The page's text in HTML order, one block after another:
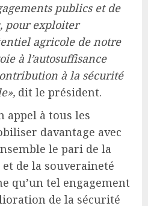
publics et de
pour exploiter
agricole de notre
à l’autosuffisance
à la sécurité
dit le président.
appel à tous les
davantage avec
le pari de la
de la souveraineté
qu’un tel engagement
de la sécurité